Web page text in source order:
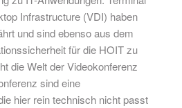
Infrastructure (VDI) haben
und sind ebenso aus dem
für die HOIT zu
die Welt der Videokonferenz
sind eine
hier rein technisch nicht passt